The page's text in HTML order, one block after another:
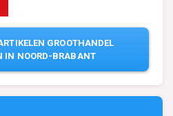
GROOTHANDEL
IN NOORD-BRABANT